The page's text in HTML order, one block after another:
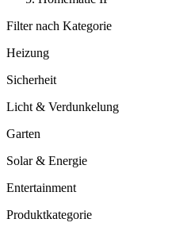
Filter nach Kategorie
Heizung
Sicherheit
Licht & Verdunkelung
Garten
Solar & Energie
Entertainment
Produktkategorie